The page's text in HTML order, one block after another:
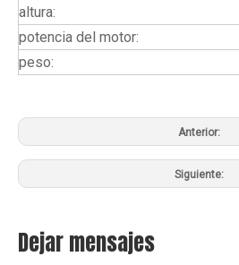
altura:
potencia del motor:
peso:
Anterior:
Siguiente:
Dejar mensajes